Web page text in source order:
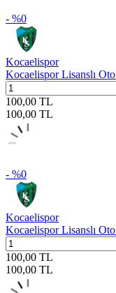
- %0
Kocaelispor
Kocaelispor Lisanslı
100,00 TL
100,00 TL
- %0
Kocaelispor
Kocaelispor Lisanslı
100,00 TL
100,00 TL